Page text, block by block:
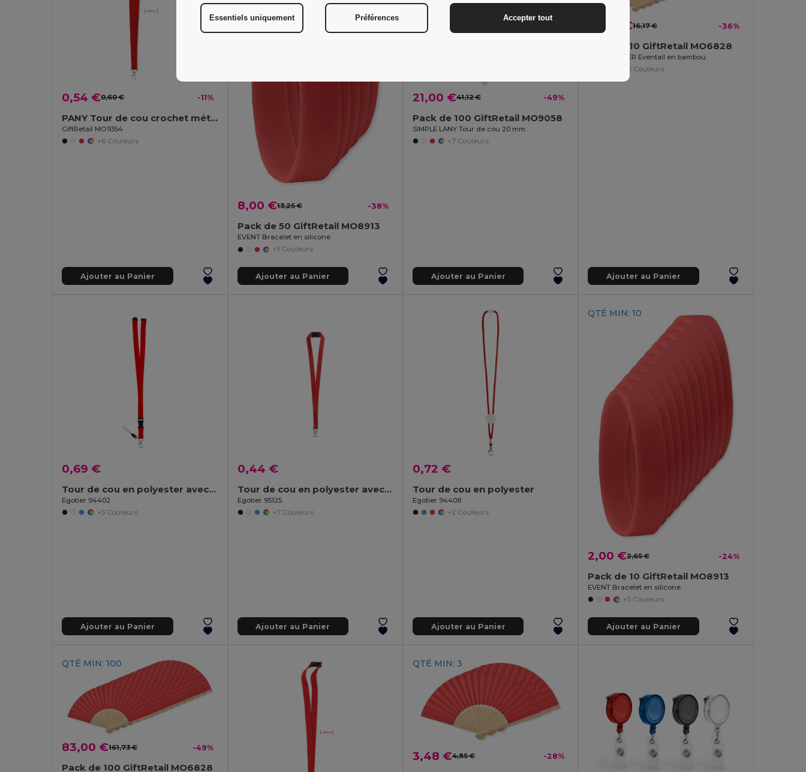
0,54 €0,60 € -11%
PANY Tour de cou crochet métal 20mm
GiftRetail MO9354
+6 Couleurs
Ajouter au Panier
8,00 €13,25 € -38%
Pack de 50 GiftRetail MO8913
EVENT Bracelet en silicone
+5 Couleurs
Ajouter au Panier
21,00 €41,12 € -49%
Pack de 100 GiftRetail MO9058
SIMPLE LANY Tour de cou 20 mm
+7 Couleurs
Ajouter au Panier
10,40 €16,17 € -36%
Pack de 10 GiftRetail MO6828
FANNY PAPER Eventail en bambou
+2 Couleurs
Ajouter au Panier
0,69 €
Tour de cou en polyester avec mousqueton en métal
Egotier 94402
+5 Couleurs
Ajouter au Panier
0,44 €
Tour de cou en polyester avec fermoir de sécurité
Egotier 95125
+7 Couleurs
Ajouter au Panier
0,72 €
Tour de cou en polyester
Egotier 94408
+2 Couleurs
Ajouter au Panier
QTÉ MIN: 10
2,00 €2,65 € -24%
Pack de 10 GiftRetail MO8913
EVENT Bracelet en silicone
+5 Couleurs
Ajouter au Panier
QTÉ MIN: 100
83,00 €161,73 € -49%
Pack de 100 GiftRetail MO6828
QTÉ MIN: 3
3,48 €4,85 € -28%
Essentiels uniquement Préférences Accepter tout